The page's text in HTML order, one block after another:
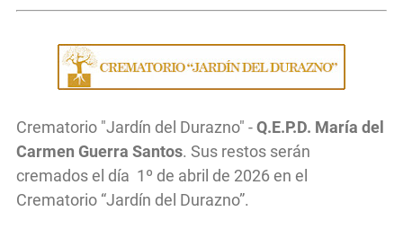
Crematorio "Jardín del Durazno" -Q.E.P.D. María del
Carmen Guerra Santos. Sus restos serán
cremados el día 1º de abril de 2026 en el
Crematorio “Jardín del Durazno”.